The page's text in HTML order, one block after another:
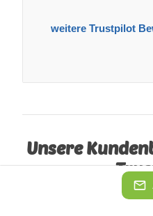
weitere Trustpilot
Unsere